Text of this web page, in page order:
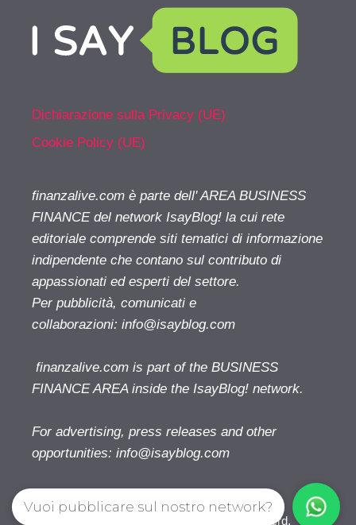
Dichiarazione sulla Privacy (UE)
Cookie Policy (UE)
finanzalive.com è parte dell' AREA BUSINESS
FINANCE del network IsayBlog! la cui rete
editoriale comprende siti tematici di informazione
indipendente che contano sul contributo di
appassionati ed esperti del settore.
Per pubblicità, comunicati e
collaborazioni: info@isayblog.com
finanzalive.com is part of the BUSINESS
FINANCE AREA inside the IsayBlog! network.
For advertising, press releases and other
opportunities: info@isayblog.com
Finanzalive.com © 2026. All right reserverd.
Vuoi pubblicare sul nostro network?